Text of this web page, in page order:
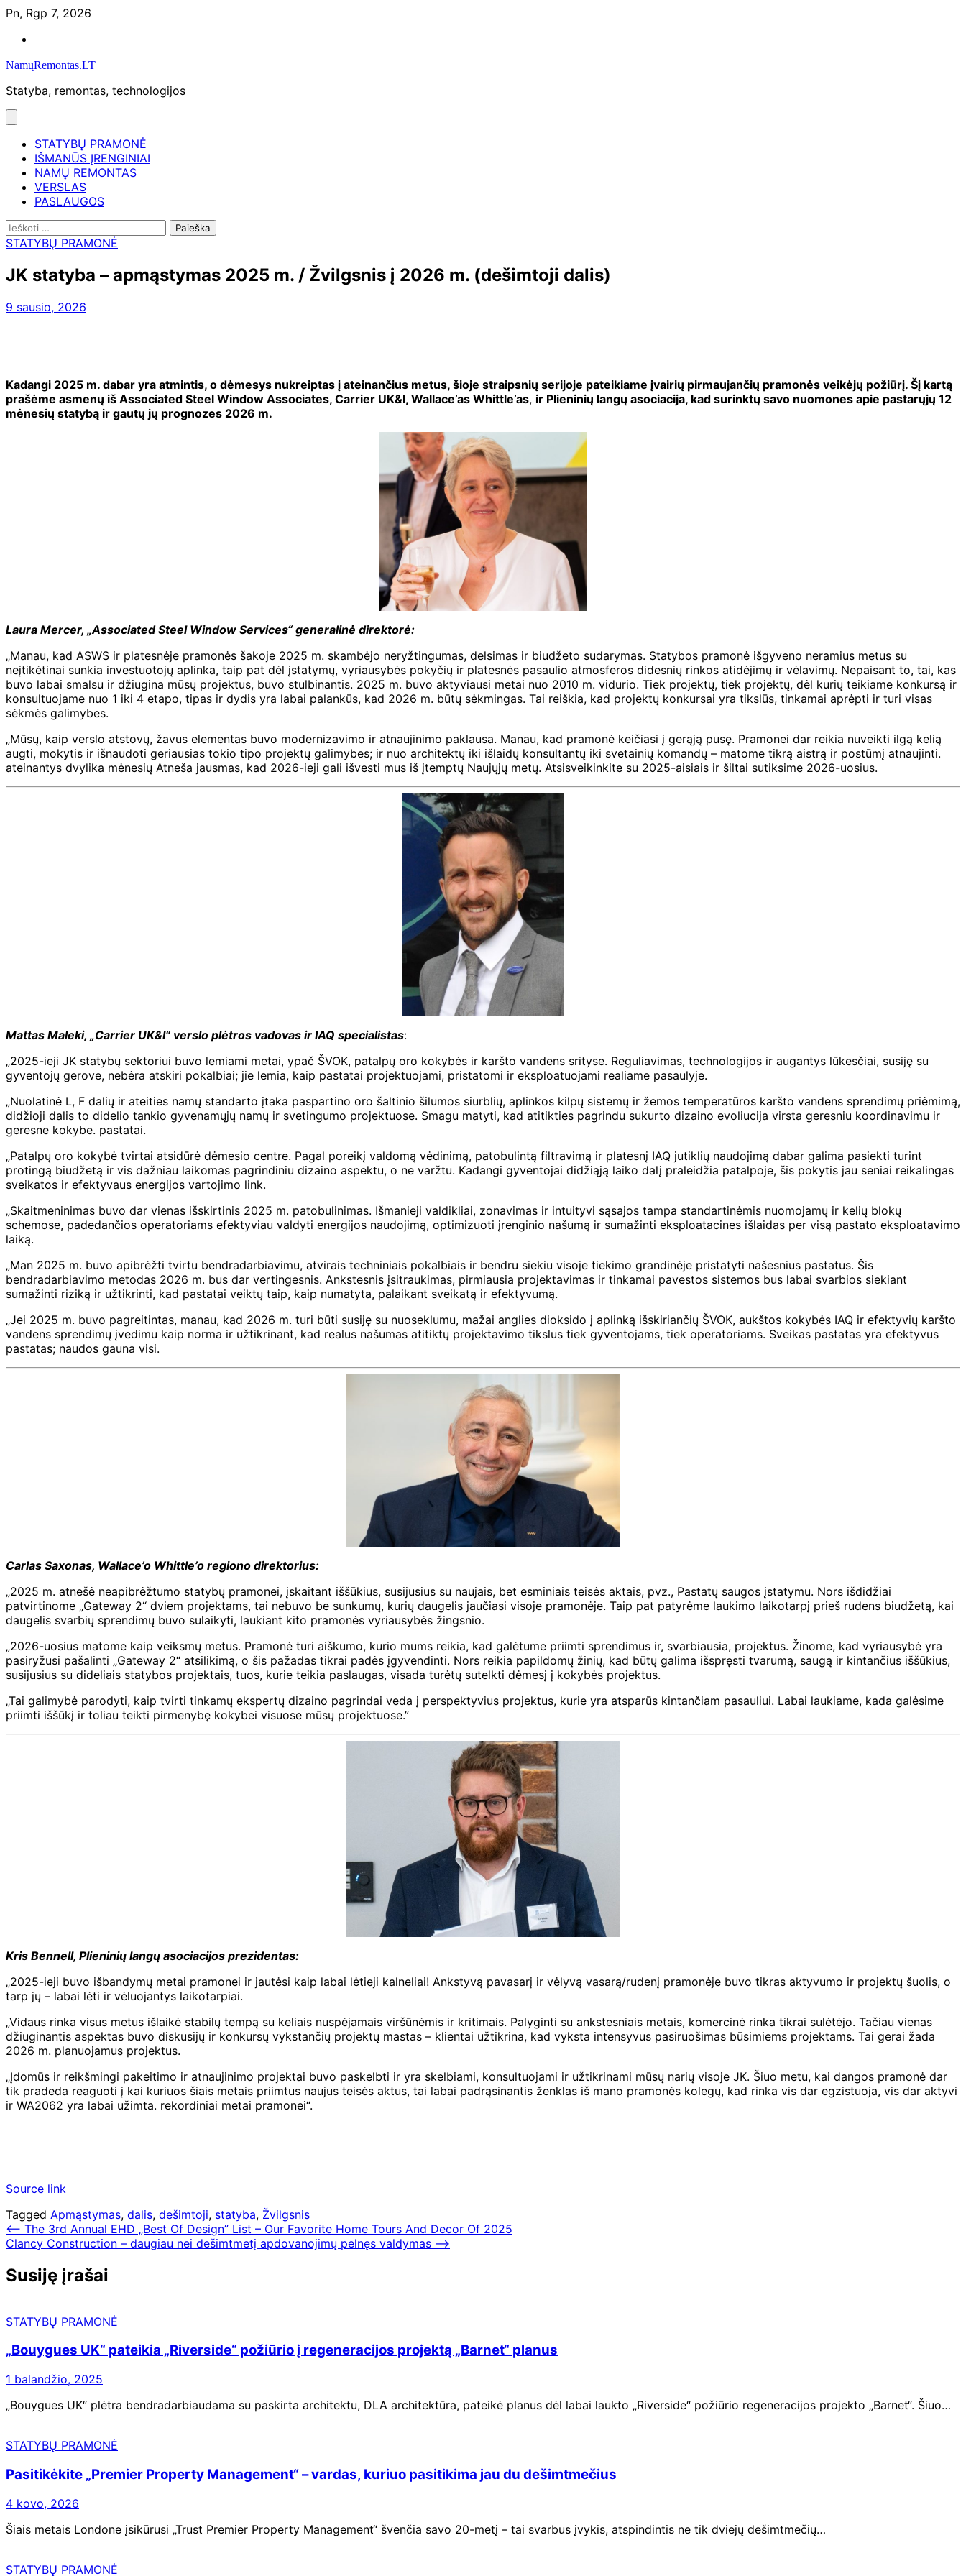
Skip
content
Pn, Rgp 7, 2026
NamųRemontas.LT
Statyba, remontas, technologijos
STATYBŲ PRAMONĖ
IŠMANŪS ĮRENGINIAI
NAMŲ REMONTAS
VERSLAS
PASLAUGOS
Ieškoti:
STATYBŲ PRAMONĖ
JK statyba – apmąstymas 2025 m. / Žvilgsnis į 2026 m. (dešimtoji dalis)
9 sausio, 2026
Kadangi 2025 m. dabar yra atmintis, o dėmesys nukreiptas į ateinančius metus, šioje straipsnių serijoje pateikiame įvairių pirmaujančių pramonės veikėjų požiūrį. Šį kartą
prašėme asmenų iš Associated Steel Window Associates, Carrier UK&I, Wallace’as Whittle’as, ir Plieninių langų asociacija, kad surinktų savo nuomones apie pastarųjų 12
mėnesių statybą ir gautų jų prognozes 2026 m.
Laura Mercer, „Associated Steel Window Services“ generalinė direktorė:
„Manau, kad ASWS ir platesnėje pramonės šakoje 2025 m. skambėjo neryžtingumas, delsimas ir biudžeto sudarymas. Statybos pramonė išgyveno neramius metus su
neįtikėtinai sunkia investuotojų aplinka, taip pat dėl įstatymų, vyriausybės pokyčių ir platesnės pasaulio atmosferos didesnių rinkos atidėjimų ir vėlavimų. Nepaisant to, tai, kas
buvo labai smalsu ir džiugina mūsų projektus, buvo stulbinantis. 2025 m. buvo aktyviausi metai nuo 2010 m. vidurio. Tiek projektų, tiek projektų, dėl kurių teikiame konkursą ir
konsultuojame nuo 1 iki 4 etapo, tipas ir dydis yra labai palankūs, kad 2026 m. būtų sėkmingas. Tai reiškia, kad projektų konkursai yra tikslūs, tinkamai aprėpti ir turi visas
sėkmės galimybes.
„Mūsų, kaip verslo atstovų, žavus elementas buvo modernizavimo ir atnaujinimo paklausa. Manau, kad pramonė keičiasi į gerąją pusę. Pramonei dar reikia nuveikti ilgą kelią
augti, mokytis ir išnaudoti geriausias tokio tipo projektų galimybes; ir nuo architektų iki išlaidų konsultantų iki svetainių komandų – matome tikrą aistrą ir postūmį atnaujinti.
ateinantys dvylika mėnesių Atneša jausmas, kad 2026-ieji gali išvesti mus iš įtemptų Naujųjų metų. Atsisveikinkite su 2025-aisiais ir šiltai sutiksime 2026-uosius.
Mattas Maleki, „Carrier UK&I“ verslo plėtros vadovas ir IAQ specialistas:
„2025-ieji JK statybų sektoriui buvo lemiami metai, ypač ŠVOK, patalpų oro kokybės ir karšto vandens srityse. Reguliavimas, technologijos ir augantys lūkesčiai, susiję su
gyventojų gerove, nebėra atskiri pokalbiai; jie lemia, kaip pastatai projektuojami, pristatomi ir eksploatuojami realiame pasaulyje.
„Nuolatinė L, F dalių ir ateities namų standarto įtaka paspartino oro šaltinio šilumos siurblių, aplinkos kilpų sistemų ir žemos temperatūros karšto vandens sprendimų priėmimą,
didžioji dalis to didelio tankio gyvenamųjų namų ir svetingumo projektuose. Smagu matyti, kad atitikties pagrindu sukurto dizaino evoliucija virsta geresniu koordinavimu ir
geresne kokybe. pastatai.
„Patalpų oro kokybė tvirtai atsidūrė dėmesio centre. Pagal poreikį valdomą vėdinimą, patobulintą filtravimą ir platesnį IAQ jutiklių naudojimą dabar galima pasiekti turint
protingą biudžetą ir vis dažniau laikomas pagrindiniu dizaino aspektu, o ne varžtu. Kadangi gyventojai didžiąją laiko dalį praleidžia patalpoje, šis pokytis jau seniai reikalingas
sveikatos ir efektyvaus energijos vartojimo link.
„Skaitmeninimas buvo dar vienas išskirtinis 2025 m. patobulinimas. Išmanieji valdikliai, zonavimas ir intuityvi sąsajos tampa standartinėmis nuomojamų ir kelių blokų
schemose, padedančios operatoriams efektyviau valdyti energijos naudojimą, optimizuoti įrenginio našumą ir sumažinti eksploatacines išlaidas per visą pastato eksploatavimo
laiką.
„Man 2025 m. buvo apibrėžti tvirtu bendradarbiavimu, atvirais techniniais pokalbiais ir bendru siekiu visoje tiekimo grandinėje pristatyti našesnius pastatus. Šis
bendradarbiavimo metodas 2026 m. bus dar vertingesnis. Ankstesnis įsitraukimas, pirmiausia projektavimas ir tinkamai pavestos sistemos bus labai svarbios siekiant
sumažinti riziką ir užtikrinti, kad pastatai veiktų taip, kaip numatyta, palaikant sveikatą ir efektyvumą.
„Jei 2025 m. buvo pagreitintas, manau, kad 2026 m. turi būti susiję su nuoseklumu, mažai anglies dioksido į aplinką išskiriančių ŠVOK, aukštos kokybės IAQ ir efektyvių karšto
vandens sprendimų įvedimu kaip norma ir užtikrinant, kad realus našumas atitiktų projektavimo tikslus tiek gyventojams, tiek operatoriams. Sveikas pastatas yra efektyvus
pastatas; naudos gauna visi.
Carlas Saxonas, Wallace’o Whittle’o regiono direktorius:
„2025 m. atnešė neapibrėžtumo statybų pramonei, įskaitant iššūkius, susijusius su naujais, bet esminiais teisės aktais, pvz., Pastatų saugos įstatymu. Nors išdidžiai
patvirtinome „Gateway 2“ dviem projektams, tai nebuvo be sunkumų, kurių daugelis jaučiasi visoje pramonėje. Taip pat patyrėme laukimo laikotarpį prieš rudens biudžetą, kai
daugelis svarbių sprendimų buvo sulaikyti, laukiant kito pramonės vyriausybės žingsnio.
„2026-uosius matome kaip veiksmų metus. Pramonė turi aiškumo, kurio mums reikia, kad galėtume priimti sprendimus ir, svarbiausia, projektus. Žinome, kad vyriausybė yra
pasiryžusi pašalinti „Gateway 2“ atsilikimą, o šis pažadas tikrai padės įgyvendinti. Nors reikia papildomų žinių, kad būtų galima išspręsti tvarumą, saugą ir kintančius iššūkius,
susijusius su dideliais statybos projektais, tuos, kurie teikia paslaugas, visada turėtų sutelkti dėmesį į kokybės projektus.
„Tai galimybė parodyti, kaip tvirti tinkamų ekspertų dizaino pagrindai veda į perspektyvius projektus, kurie yra atsparūs kintančiam pasauliui. Labai laukiame, kada galėsime
priimti iššūkį ir toliau teikti pirmenybę kokybei visuose mūsų projektuose.”
Kris Bennell, Plieninių langų asociacijos prezidentas:
„2025-ieji buvo išbandymų metai pramonei ir jautėsi kaip labai lėtieji kalneliai! Ankstyvą pavasarį ir vėlyvą vasarą/rudenį pramonėje buvo tikras aktyvumo ir projektų šuolis, o
tarp jų – labai lėti ir vėluojantys laikotarpiai.
„Vidaus rinka visus metus išlaikė stabilų tempą su keliais nuspėjamais viršūnėmis ir kritimais. Palyginti su ankstesniais metais, komercinė rinka tikrai sulėtėjo. Tačiau vienas
džiuginantis aspektas buvo diskusijų ir konkursų vykstančių projektų mastas – klientai užtikrina, kad vyksta intensyvus pasiruošimas būsimiems projektams. Tai gerai žada
2026 m. planuojamus projektus.
„Įdomūs ir reikšmingi pakeitimo ir atnaujinimo projektai buvo paskelbti ir yra skelbiami, konsultuojami ir užtikrinami mūsų narių visoje JK. Šiuo metu, kai dangos pramonė dar
tik pradeda reaguoti į kai kuriuos šiais metais priimtus naujus teisės aktus, tai labai padrąsinantis ženklas iš mano pramonės kolegų, kad rinka vis dar egzistuoja, vis dar aktyvi
ir WA2062 yra labai užimta. rekordiniai metai pramonei“.
Source link
Tagged Apmąstymas, dalis, dešimtoji, statyba, Žvilgsnis
Navigacija
tarp
įrašų
⟵ The 3rd Annual EHD „Best Of Design” List – Our Favorite Home Tours And Decor Of 2025
Clancy Construction – daugiau nei dešimtmetį apdovanojimų pelnęs valdymas ⟶
Susiję įrašai
STATYBŲ PRAMONĖ
„Bouygues UK“ pateikia „Riverside“ požiūrio į regeneracijos projektą „Barnet“ planus
1 balandžio, 2025
„Bouygues UK“ plėtra bendradarbiaudama su paskirta architektu, DLA architektūra, pateikė planus dėl labai laukto „Riverside“ požiūrio regeneracijos projekto „Barnet“. Šiuo…
STATYBŲ PRAMONĖ
Pasitikėkite „Premier Property Management“ – vardas, kuriuo pasitikima jau du dešimtmečius
4 kovo, 2026
Šiais metais Londone įsikūrusi „Trust Premier Property Management“ švenčia savo 20-metį – tai svarbus įvykis, atspindintis ne tik dviejų dešimtmečių…
STATYBŲ PRAMONĖ